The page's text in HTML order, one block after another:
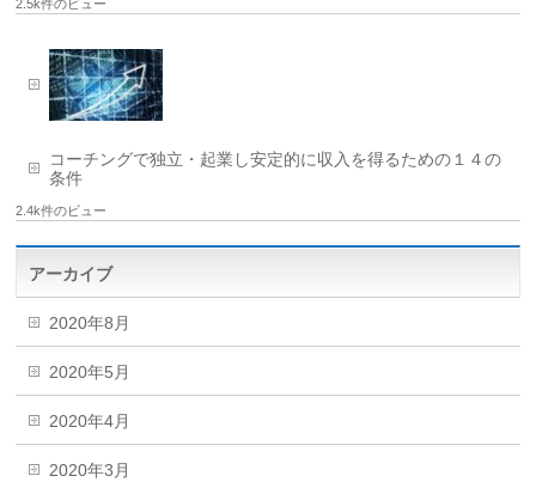
2.5k件のビュー
コーチングで独立・起業し安定的に収入を得るための１４の
条件
2.4k件のビュー
アーカイブ
2020年8月
2020年5月
2020年4月
2020年3月